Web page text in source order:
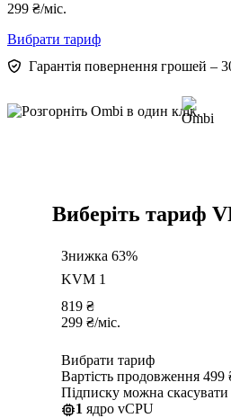
299 ₴/міс.
Вибрати тариф
Гарантія повернення грошей –
Виберіть тариф
Знижка 63%
KVM 1
819 ₴
299 ₴/міс.
Вибрати тариф
Вартість продовження 499
Підписку можна скасувати
1 ядро vCPU